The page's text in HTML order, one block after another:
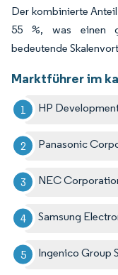
Der kombinierte
55 %, was einen
bedeutende
Marktführer im
HP
Panasonic
NEC
Samsung
Ingenico Group